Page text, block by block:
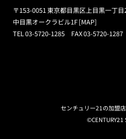
〒153-0051 東京都目黒区上目黒一丁
中目黒オークラビル1F[MAP]
TEL 03-5720-1285 FAX 03-5720-1287
センチュリー21の加盟
©CENTURY21